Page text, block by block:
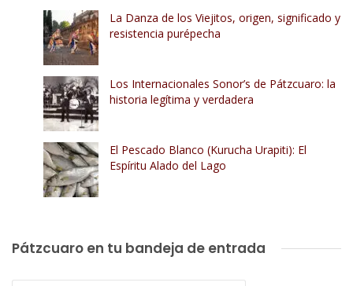
La Danza de los Viejitos, origen, significado y
resistencia purépecha
Los Internacionales Sonor’s de Pátzcuaro: la
historia legítima y verdadera
El Pescado Blanco (Kurucha Urapiti): El
Espíritu Alado del Lago
Pátzcuaro en tu bandeja de entrada